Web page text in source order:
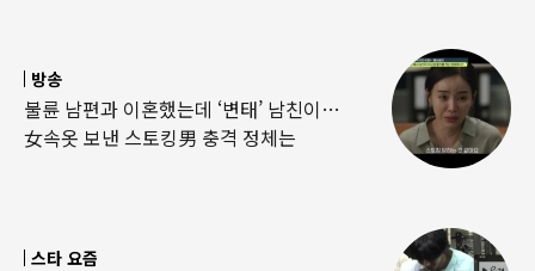
방송
불륜 남편과 이혼했는데 ‘변태’ 남친이…
女속옷 보낸 스토킹男 충격 정체는
스타 요즘